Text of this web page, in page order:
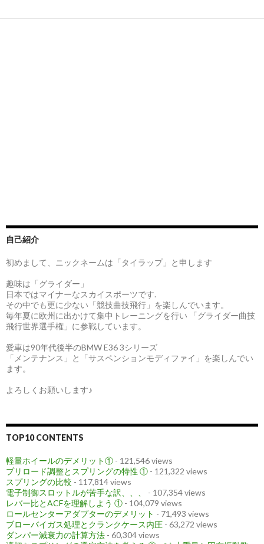
自己紹介
初めまして、ニックネームは「タイラップ」と申します
趣味は「グライダー」
日本ではマイナーなスカイスポーツです.
その中でも更に少ない「競技曲技飛行」を楽しんでいます。
毎年夏に欧州に出かけて集中トレーニングを行い 「グライダー曲技
飛行世界選手権」に参戦しています。
愛車は90年代後半のBMW E36 3シリーズ
「メンテナンス」と「サスペンションモディファイ」を楽しんでい
ます。
よろしくお願いします♪
TOP10 CONTENTS
軽量ホイールのデメリット① - 121,546 views
プリロード調整とスプリングの特性 ① - 121,322 views
スプリングの比較 - 117,814 views
電子制御スロットルが苦手な訳、、、
- 107,354 views
レバー比とACFを理解しよう ① - 104,079 views
ロールセンターアダプターのデメリット - 71,493 views
ブローバイガス処理とクランクケース内圧 - 63,272 views
ダンパー減衰力の計算方法 - 60,304 views